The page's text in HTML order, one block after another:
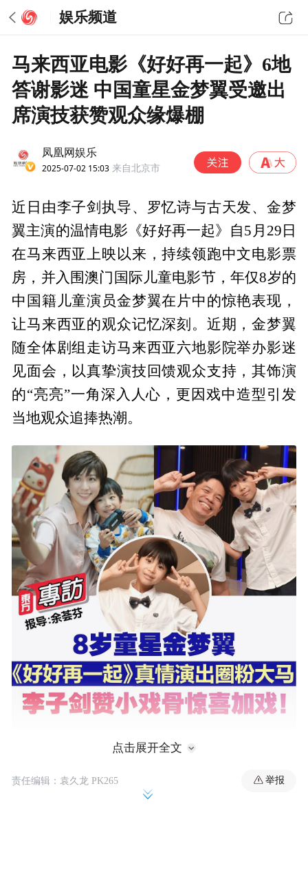
娱乐频道
马来西亚电影《好好再一起》6地
答谢影迷 中国童星金梦翼受邀出
席演技获赞观众缘爆棚
凤凰网娱乐
2025-07-02 15:03 来自北京市
近日由李子剑执导、罗忆诗与古天发、金梦
翼主演的温情电影《好好再一起》自5月29日
在马来西亚上映以来，持续领跑中文电影票
房，并入围澳门国际儿童电影节，年仅8岁的
中国籍儿童演员金梦翼在片中的惊艳表现，
让马来西亚的观众记忆深刻。近期，金梦翼
随全体剧组走访马来西亚六地影院举办影迷
见面会，以真挚演技回馈观众支持，其饰演
的“亮亮”一角深入人心，更因戏中造型引发
当地观众追捧热潮。
演技突破：中国小戏骨诠释跨文化亲情
点击展开全文
责任编辑：袁久龙 PK265 举报